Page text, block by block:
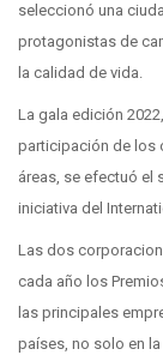
seleccionó una
protagonistas de
la calidad de vida.
La gala edición
participación de los
áreas, se efectuó el
iniciativa del
Las dos
cada año los
las principales
países, no solo en